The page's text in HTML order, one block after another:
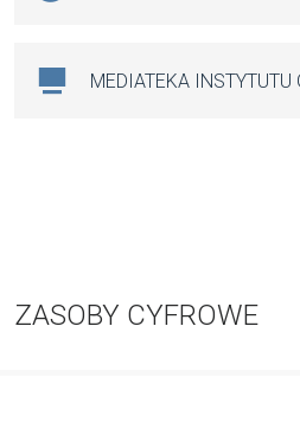
MEDIATEKA INSTYTUTU
ZASOBY CYFROWE